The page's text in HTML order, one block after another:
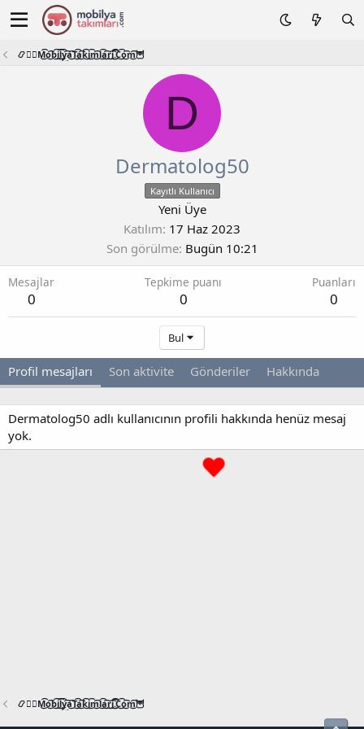
📿🧙‍♂️M͜͡o͜͡b͜͡i͜͡l͜͡y͜͡a͜͡T͜͡a͜͡k͜͡i͜͡m͜͡l͜͡a͜͡r͜͡i͜͡.͜͡C͜͡o͜͡m͜͡🦉
D
Dermatolog50
Kayıtlı Kullanıcı
Yeni Üye
Katılım 17 Haz 2023
Son görülme Bugün 10:21
Mesajlar
0
Tepkime puanı
0
Puanları
0
Bul
Profil mesajları Son aktivite Gönderiler Hakkında
Dermatolog50 adlı kullanıcının profili hakkında henüz mesaj
yok.
📿🧙‍♂️M͜͡o͜͡b͜͡i͜͡l͜͡y͜͡a͜͡T͜͡a͜͡k͜͡i͜͡m͜͡l͜͡a͜͡r͜͡i͜͡.͜͡C͜͡o͜͡m͜͡🦉